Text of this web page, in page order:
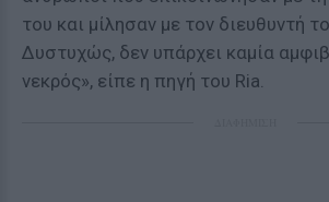
του και μίλησαν με τον διευθυντή
Δυστυχώς, δεν υπάρχει καμία
νεκρός», είπε η πηγή του Ria.